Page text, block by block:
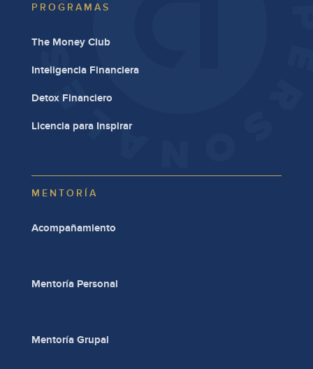
PROGRAMAS
The Money Club
Inteligencia Financiera
Detox Financiero
Licencia para Inspirar
MENTORÍA
Acompañamiento
Mentoría Personal
Mentoría Grupal